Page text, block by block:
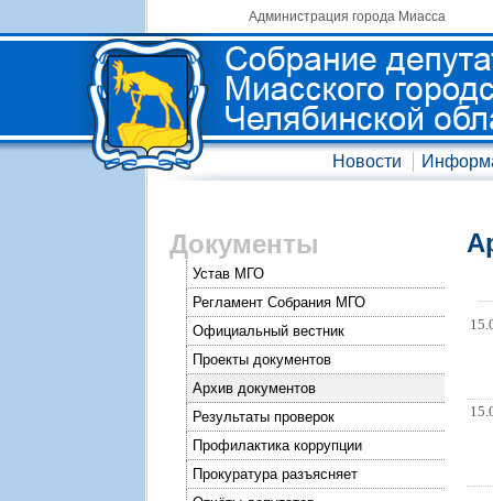
Администрация города Миасса
Новости
Документы
Устав МГО
Регламент Собрания МГО
Официальный вестник
Проекты документов
Архив документов
Результаты проверок
Профилактика коррупции
Прокуратура разъясняет